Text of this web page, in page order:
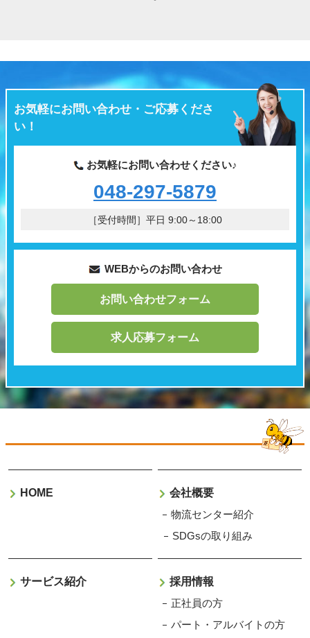
お気軽にお問い合わせ・ご応募くださ
い！
お気軽にお問い合わせください♪
048-297-5879
［受付時間］平日 9:00～18:00
WEBからのお問い合わせ
お問い合わせフォーム
求人応募フォーム
HOME
会社概要
物流センター紹介
SDGsの取り組み
サービス紹介
採用情報
正社員の方
パート・アルバイトの方